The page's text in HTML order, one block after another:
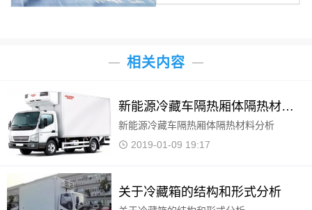
相关内容
新能源冷藏车隔热厢体隔热材料分析
新能源冷藏车隔热厢体隔热材料分析
2019-01-09 19:17
关于冷藏箱的结构和形式分析